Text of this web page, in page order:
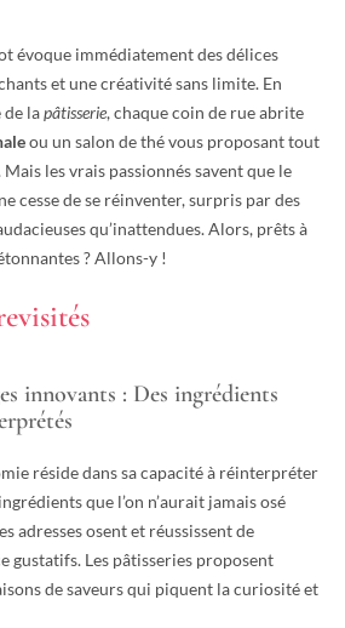
évoque immédiatement des délices
et une créativité sans limite. En
lapâtisserie, chaque coin de rue abrite
ou un salon de thé vous proposant tout
les vrais passionnés savent que le
cesse de se réinventer, surpris par des
qu’inattendues. Alors, prêts à
? Allons-y !
innovants : Des ingrédients
réside dans sa capacité à réinterpréter
que l’on n’aurait jamais osé
adresses osent et réussissent de
gustatifs. Les pâtisseries proposent
de saveurs qui piquent la curiosité et